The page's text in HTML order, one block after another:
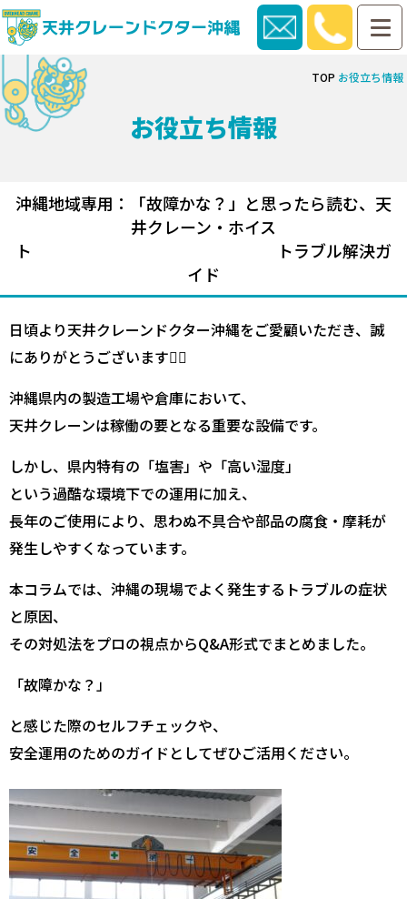
TOP お役立ち情報
お役立ち情報
沖縄地域専用：「故障かな？」と思ったら読む、天
井クレーン・ホイス
ト トラブル解決ガ
イド
日頃より天井クレーンドクター沖縄をご愛顧いただき、誠
にありがとうございます👷‍♂️
沖縄県内の製造工場や倉庫において、
天井クレーンは稼働の要となる重要な設備です。
しかし、県内特有の「塩害」や「高い湿度」
という過酷な環境下での運用に加え、
長年のご使用により、思わぬ不具合や部品の腐食・摩耗が
発生しやすくなっています。
本コラムでは、沖縄の現場でよく発生するトラブルの症状
と原因、
その対処法をプロの視点からQ&A形式でまとめました。
「故障かな？」
と感じた際のセルフチェックや、
安全運用のためのガイドとしてぜひご活用ください。